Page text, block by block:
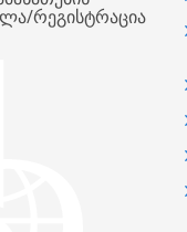
რეგისტრაცია